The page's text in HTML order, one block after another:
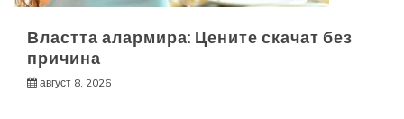
Властта алармира: Цените скачат без
причина
август 8, 2026